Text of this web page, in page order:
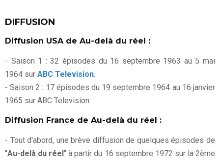
DIFFUSION
Diffusion USA de Au-delà du réel :
- Saison 1 : 32 épisodes du 16 septembre 1963 au 5 mai
1964 sur ABC Television
- Saison 2 : 17 épisodes du 19 septembre 1964 au 16 janvier
1965 sur ABC Television.
Diffusion France de Au-delà du réel :
- Tout d'abord, une brève diffusion de quelques épisodes de
"Au-delà du réel" à partir du 16 septembre 1972 sur la 2ème